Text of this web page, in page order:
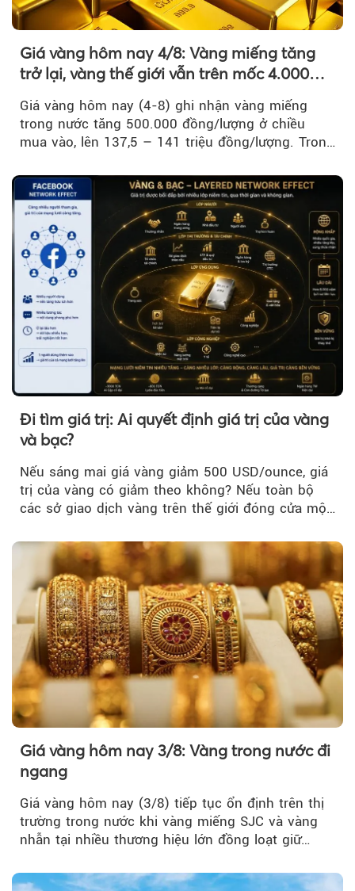
Giá vàng hôm nay 4/8: Vàng miếng tăng
trở lại, vàng thế giới vẫn trên mốc 4.000
Giá vàng hôm nay (4-8) ghi nhận vàng miếng
trong nước tăng 500.000 đồng/lượng ở chiều
mua vào, lên 137,5 – 141 triệu đồng/lượng. Trong
trì trên ngưỡng 4.000 USD/ounce.
Đi tìm giá trị: Ai quyết định giá trị của vàng
và bạc?
Nếu sáng mai giá vàng giảm 500 USD/ounce, giá
trị của vàng có giảm theo không? Nếu toàn bộ
các sở giao dịch vàng trên thế giới đóng cửa một
Giá vàng hôm nay 3/8: Vàng trong nước đi
ngang
Giá vàng hôm nay (3/8) tiếp tục ổn định trên thị
trường trong nước khi vàng miếng SJC và vàng
nhẫn tại nhiều thương hiệu lớn đồng loạt giữ